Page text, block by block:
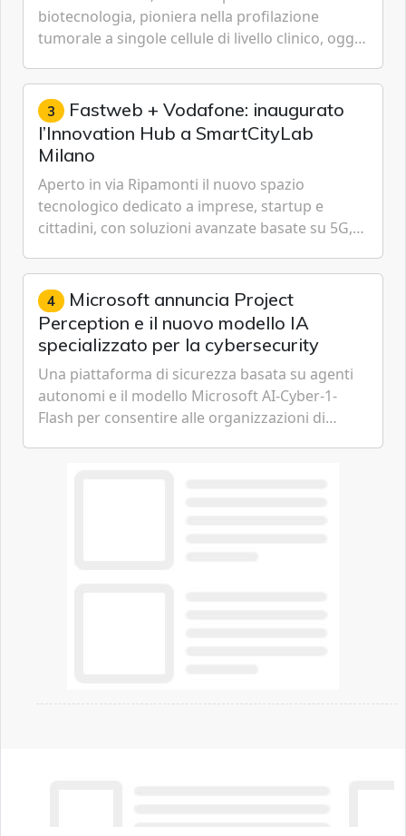
biotecnologia, pioniera nella profilazione
tumorale a singole cellule di livello clinico, oggi
espressione dell'...
3 Fastweb + Vodafone: inaugurato
l’Innovation Hub a SmartCityLab
Milano
Aperto in via Ripamonti il nuovo spazio
tecnologico dedicato a imprese, startup e
cittadini, con soluzioni avanzate basate su 5G,
Cybersecurity.
4 Microsoft annuncia Project
Perception e il nuovo modello IA
specializzato per la cybersecurity
Una piattaforma di sicurezza basata su agenti
autonomi e il modello Microsoft AI-Cyber-1-
Flash per consentire alle organizzazioni di